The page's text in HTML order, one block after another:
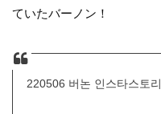
ていたバーノン！
220506 버논 인스타스토리